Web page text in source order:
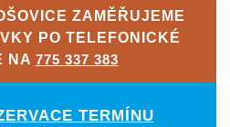
ZAMĚŘUJEME
PO TELEFONICKÉ
NA 775 337 383
TERMÍNU